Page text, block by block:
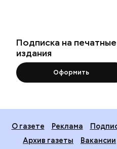
Подписка на печатные
издания
Оформить
О газете Реклама
Архив газеты
Вакансии